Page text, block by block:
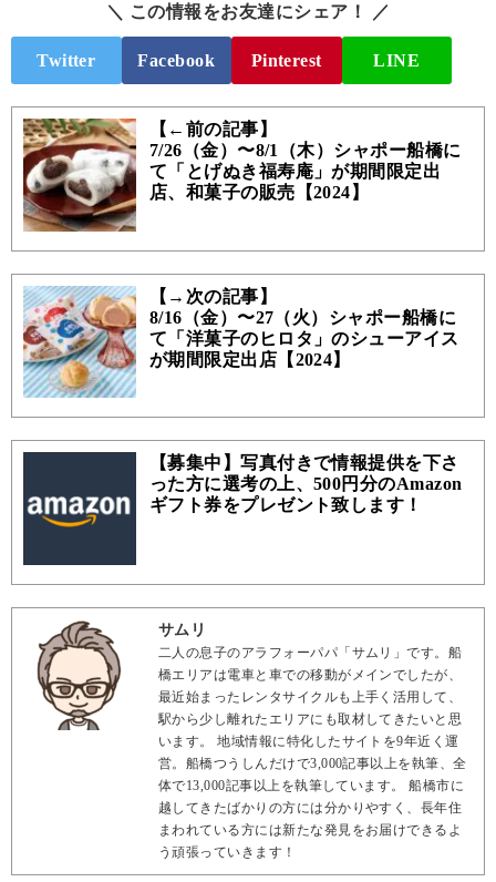
＼ この情報をお友達にシェア！ ／
Twitter Facebook Pinterest LINE
【←前の記事】
7/26（金）〜8/1（木）シャポー船橋に
て「とげぬき福寿庵」が期間限定出
店、和菓子の販売【2024】
【→次の記事】
8/16（金）〜27（火）シャポー船橋に
て「洋菓子のヒロタ」のシューアイス
が期間限定出店【2024】
【募集中】写真付きで情報提供を下さ
った方に選考の上、500円分のAmazon
ギフト券をプレゼント致します！
サムリ
二人の息子のアラフォーパパ「サムリ」です。船
橋エリアは電車と車での移動がメインでしたが、
最近始まったレンタサイクルも上手く活用して、
駅から少し離れたエリアにも取材してきたいと思
います。 地域情報に特化したサイトを9年近く運
営。船橋つうしんだけで3,000記事以上を執筆、全
体で13,000記事以上を執筆しています。 船橋市に
越してきたばかりの方には分かりやすく、長年住
まわれている方には新たな発見をお届けできるよ
う頑張っていきます！